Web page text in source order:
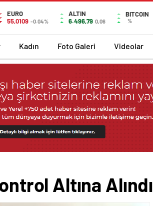
EURO
55,0109 -0.04%
ALTIN
6.496,79 0,06
BITCOIN
%
Kadın Foto Galeri Videolar
Altına Alındı